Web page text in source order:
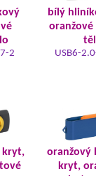
2
bílý
oranžové
USB6-
kryt,
oranžový
kryt,